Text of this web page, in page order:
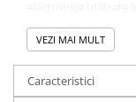
terminale
Componente
Rezistente si
zgomotului.
Ventilatorul poate
inlocuirea unui
VEZI MAI MULT
Caracteristici